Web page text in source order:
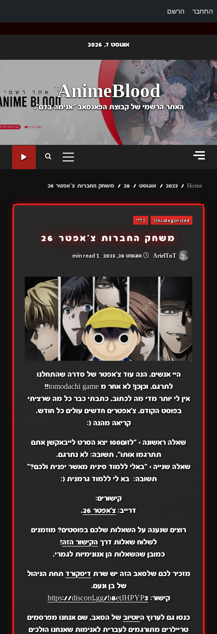
התחבר הרשם
content
אוגוסט 7, 2026
AnimeBlood
האתר הרשמי של קבוצת הפאנסאב "אנימה בדם".
PRIMARY
Home
2023 אוגוסט 28 משחק החברות צ'אפטר 26
Uncategorized כללי
משחק החברות צ'אפטר 26
ArielTnT אוגוסט 28, 2023 1 min read
היי אנשים, הנה עוד צ'אפטר של סדרה שהתחלנו
לתרגם, וכןכן! לא אחר מ tomodachi game!!
אין לי יותר מדי מה לכתוב, כתבתי כבר כל מה שרציתי
בפוסט הקודם, צ'אפטרים חדשים עולים כל חודש.
קריאה מהנה (:
שאלה ראשונה>
"לזום100 יצא הסרט לייבאקשן אתם
תתרגמו אותו",תשובה:לא נתרגם.
שאלה שנייה>"באלי ללמוד סינית מאשר יפנית ולכם?"
תשובה: בא לי ללמוד גרמנית (:
קישורים:
דרייב:צ'אפטר 26 .
רוצים שנענה על השאלות שלכם בפוסטים? מוזמנים
לשלוח שאלות דרך הקישור הזה!
כמובן שהשאלות הן אנונימיות לגמרי.
מזכיר לכם שלסאב הזה יש שרת דיסקורד תחת הניהול
של בן ונעם.
קישור:https://discord.gg/b8etJHPYP3
כנסו גם לערוץ היוטיובשל הסאב, שם אנחנו מפרסמים
טריילרים מתורגמים לעברית לאנימות שאנחנו הולכים